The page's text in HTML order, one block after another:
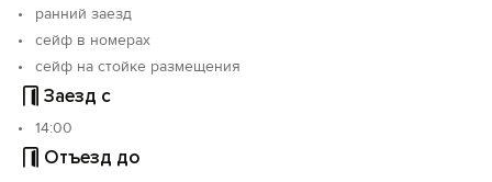
ранний заезд
сейф в номерах
сейф на стойке размещения
Заезд с
14:00
Отъезд до